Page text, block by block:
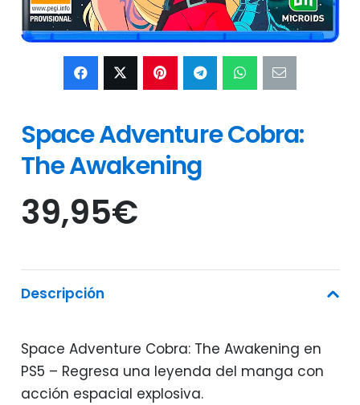
Space Adventure Cobra:
The Awakening
39,95€
Descripción
Space Adventure Cobra: The Awakening en
PS5 – Regresa una leyenda del manga con
acción espacial explosiva.